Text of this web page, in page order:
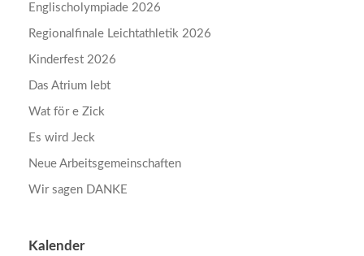
Englischolympiade 2026
Regionalfinale Leichtathletik 2026
Kinderfest 2026
Das Atrium lebt
Wat för e Zick
Es wird Jeck
Neue Arbeitsgemeinschaften
Wir sagen DANKE
Kalender